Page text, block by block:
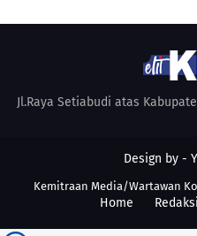
Jl.Raya Setiabudi atas
Design by -
Kemitraan Media/Wartawan
Home Redaksi